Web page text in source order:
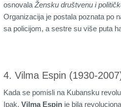
osnovala Žensku društvenu i
Organizacija je postala poznata po
sa policijom, a sestre su više puta
4. Vilma Espin (1930-
Kada se pomisli na Kubansku
Ipak, Vilma Espin je bila